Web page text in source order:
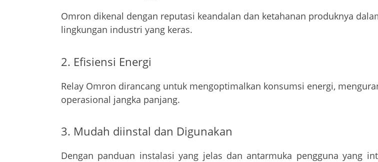
Omron dikenal dengan reputasi keandalan dan ketahanan produknya
lingkungan industri yang keras.
2. Efisiensi Energi
Relay Omron dirancang untuk mengoptimalkan konsumsi energi,
operasional jangka panjang.
3. Mudah diinstal dan Digunakan
Dengan panduan instalasi yang jelas dan antarmuka pengguna yang